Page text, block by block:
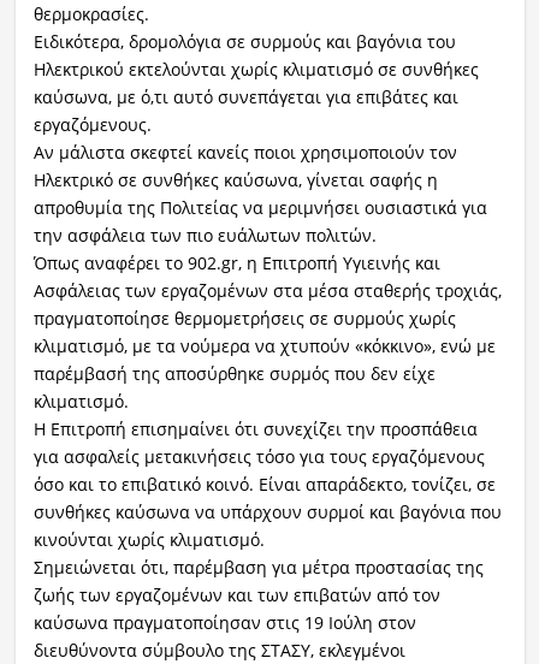
θερμοκρασίες.
Ειδικότερα, δρομολόγια σε συρμούς και βαγόνια του
Ηλεκτρικού εκτελούνται χωρίς κλιματισμό σε συνθήκες
καύσωνα, με ό,τι αυτό συνεπάγεται για επιβάτες και
εργαζόμενους.
Αν μάλιστα σκεφτεί κανείς ποιοι χρησιμοποιούν τον
Ηλεκτρικό σε συνθήκες καύσωνα, γίνεται σαφής η
απροθυμία της Πολιτείας να μεριμνήσει ουσιαστικά για
την ασφάλεια των πιο ευάλωτων πολιτών.
Όπως αναφέρει το 902.gr, η Επιτροπή Υγιεινής και
Ασφάλειας των εργαζομένων στα μέσα σταθερής τροχιάς,
πραγματοποίησε θερμομετρήσεις σε συρμούς χωρίς
κλιματισμό, με τα νούμερα να χτυπούν «κόκκινο», ενώ με
παρέμβασή της αποσύρθηκε συρμός που δεν είχε
κλιματισμό.
Η Επιτροπή επισημαίνει ότι συνεχίζει την προσπάθεια
για ασφαλείς μετακινήσεις τόσο για τους εργαζόμενους
όσο και το επιβατικό κοινό. Είναι απαράδεκτο, τονίζει, σε
συνθήκες καύσωνα να υπάρχουν συρμοί και βαγόνια που
κινούνται χωρίς κλιματισμό.
Σημειώνεται ότι, παρέμβαση για μέτρα προστασίας της
ζωής των εργαζομένων και των επιβατών από τον
καύσωνα πραγματοποίησαν στις 19 Ιούλη στον
διευθύνοντα σύμβουλο της ΣΤΑΣΥ, εκλεγμένοι